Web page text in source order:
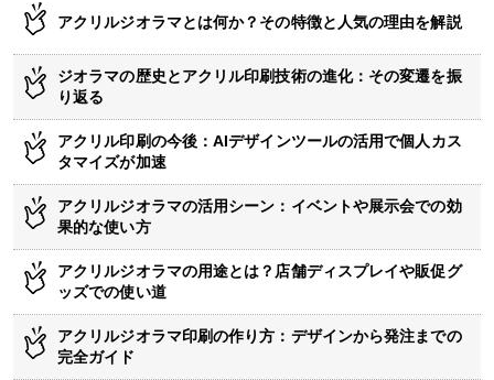
アクリルジオラマとは何か？その特徴と人気の理由を解説
ジオラマの歴史とアクリル印刷技術の進化：その変遷を振
り返る
アクリル印刷の今後：AIデザインツールの活用で個人カス
タマイズが加速
アクリルジオラマの活用シーン：イベントや展示会での効
果的な使い方
アクリルジオラマの用途とは？店舗ディスプレイや販促グ
ッズでの使い道
アクリルジオラマ印刷の作り方：デザインから発注までの
完全ガイド